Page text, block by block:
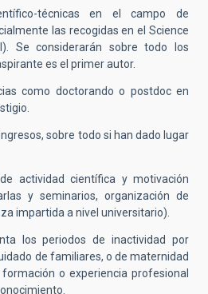
técnicas en el campo de
las recogidas en el Science
Se considerarán sobre todo los
es el primer autor.
como doctorando o postdoc en
sobre todo si han dado lugar
actividad científica y motivación
y seminarios, organización de
impartida a nivel universitario).
los periodos de inactividad por
de familiares, o de maternidad
o experiencia profesional